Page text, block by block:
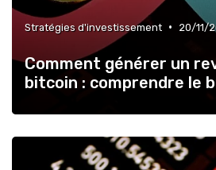
Stratégies d'investissement • 20/11/
Comment générer un
bitcoin : comprendre le